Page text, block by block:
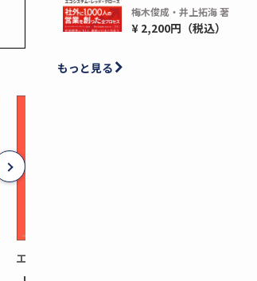
エムディーピー
梅木俊成・井上拓海 著
¥ 2,200円（税込）
もっと見る